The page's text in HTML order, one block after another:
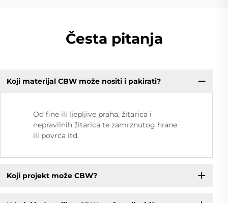
Česta pitanja
Koji materijal CBW može nositi i pakirati?
Od fine ili ljepljive praha, žitarica i
nepravilnih žitarica te zamrznutog hrane
ili povrća itd.
Koji projekt može CBW?